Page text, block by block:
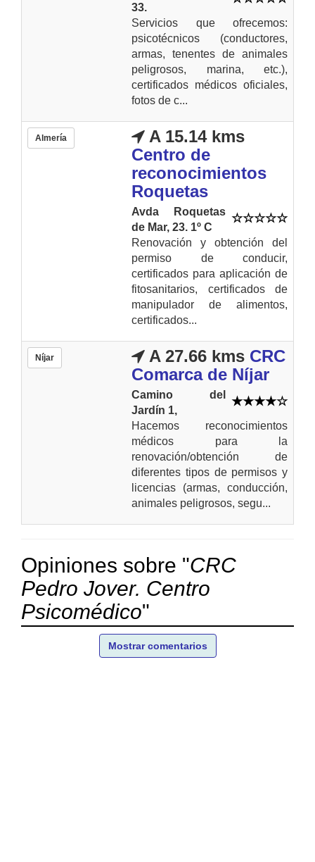
33.
Servicios que ofrecemos:
psicotécnicos (conductores,
armas, tenentes de animales
peligrosos, marina, etc.),
certificados médicos oficiales,
fotos de c...
Almería
A 15.14 kms
Centro de
reconocimientos
Roquetas
Avda Roquetas
de Mar, 23. 1º C
Renovación y obtención del
permiso de conducir,
certificados para aplicación de
fitosanitarios, certificados de
manipulador de alimentos,
certificados...
Níjar A 27.66 kms CRC
Comarca de Níjar
Camino del
Jardín 1,
Hacemos reconocimientos
médicos para la
renovación/obtención de
diferentes tipos de permisos y
licencias (armas, conducción,
animales peligrosos, segu...
Opiniones sobre "CRC
Pedro Jover. Centro
Psicomédico"
Mostrar comentarios